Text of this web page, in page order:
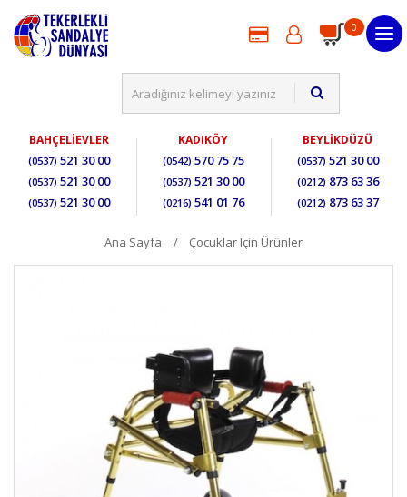
0
BAHÇELİEVLER
(0537) 521 30 00
(0537) 521 30 00
(0537) 521 30 00
KADIKÖY
(0542) 570 75 75
(0537) 521 30 00
(0216) 541 01 76
BEYLİKDÜZÜ
(0537) 521 30 00
(0212) 873 63 36
(0212) 873 63 37
Ana Sayfa Çocuklar Için Ürünler